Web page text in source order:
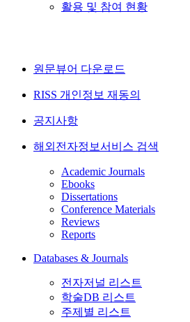
활용 및 참여 현황
원문뷰어 다운로드
RISS 개인정보 재동의
공지사항
해외전자정보서비스 검색
Academic Journals
Ebooks
Dissertations
Conference Materials
Reviews
Reports
Databases & Journals
전자저널 리스트
학술DB 리스트
주제별 리스트